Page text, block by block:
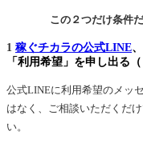
この２つだけ条件
1 稼ぐチカラの公式LINE
「利用希望」を申し出る
公式LINEに利用希望のメッ
はなく、ご相談いただくだ
い。